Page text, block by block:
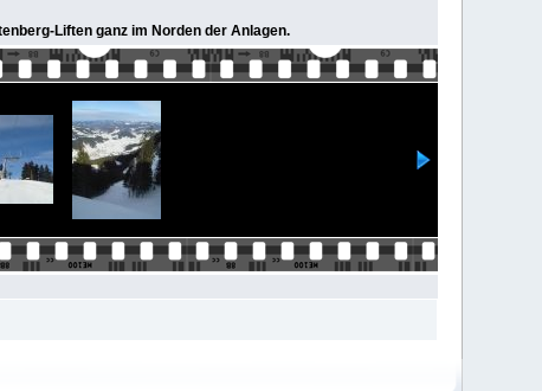
Liften ganz im Norden der Anlagen.